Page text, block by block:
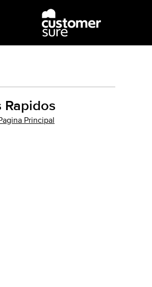
Rapidos
Principal